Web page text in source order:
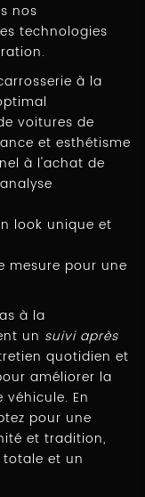
nos
technologies
à la
voitures de
et esthétisme
à l'achat de
look unique et
mesure pour une
à la
un suivi après
quotidien et
améliorer la
En
pour une
et tradition,
et un